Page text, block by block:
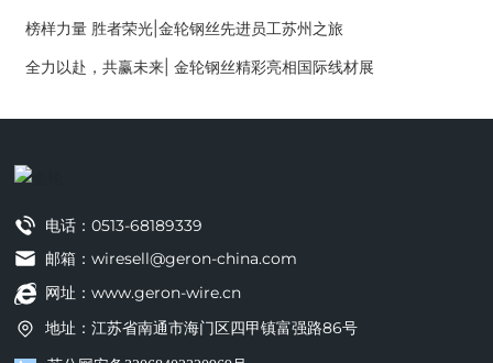
榜样力量 胜者荣光|金轮钢丝先进员工苏州之旅
全力以赴，共赢未来| 金轮钢丝精彩亮相国际线材展
电话：0513-68189339
邮箱：wiresell@geron-china.com
网址：www.geron-wire.cn
地址：江苏省南通市海门区四甲镇富强路86号